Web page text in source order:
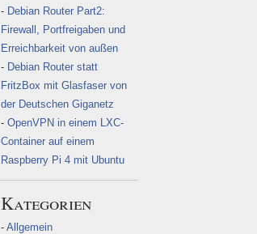
Debian Router Part2:
Firewall, Portfreigaben und
Erreichbarkeit von außen
Debian Router statt
FritzBox mit Glasfaser von
der Deutschen Giganetz
OpenVPN in einem LXC-
Container auf einem
Raspberry Pi 4 mit Ubuntu
Kategorien
Allgemein